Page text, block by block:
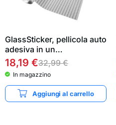
GlassSticker, pellicola auto
adesiva in un…
18,19 €32,99€
In magazzino
Aggiungi al carrello